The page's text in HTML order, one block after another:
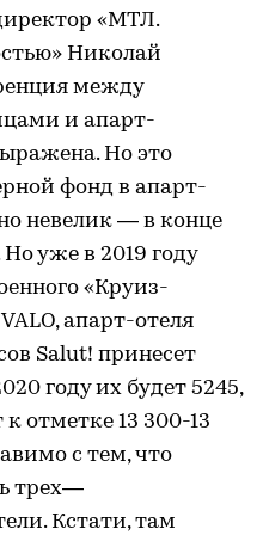
«МТЛ.
Николай
между
и апарт-
Но это
фонд в апарт-
невелик — в конце
уже в 2019 году
«Круиз-
апарт-отеля
Salut! принесет
году их будет 5245,
отметке 13 300-13
с тем, что
трех—
Кстати, там